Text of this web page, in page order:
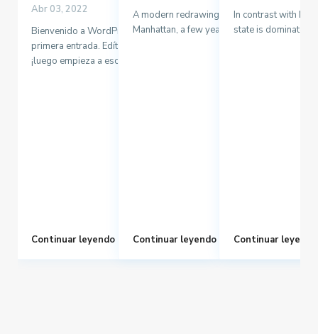
Abr 03, 2022
Bienvenido a WordPress. Esta es tu
primera entrada. Edítala o bórrala,
¡luego empieza a escribir!
Continuar leyendo
A modern redrawing of the 1807 version
Manhattan, a few years before it wa...
Continuar leyendo
In contrast with
state is dominated
Continuar leyendo